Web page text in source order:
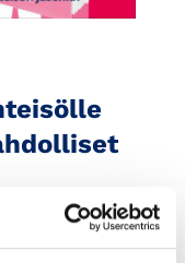
ulkopuolinen